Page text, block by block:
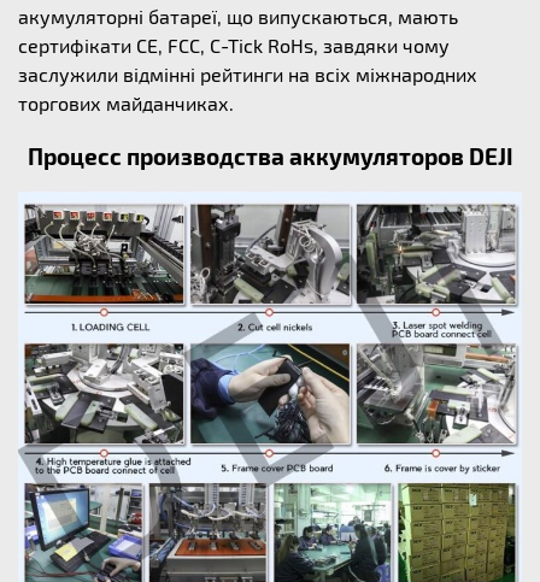
акумуляторні батареї, що випускаються, мають
сертифікати CE, FCC, C-Tick RoHs, завдяки чому
заслужили відмінні рейтинги на всіх міжнародних
торгових майданчиках.
Процесс производства аккумуляторов DEJI